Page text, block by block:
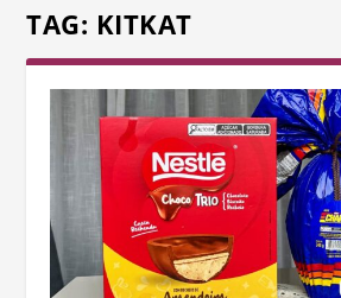
TAG: KITKAT